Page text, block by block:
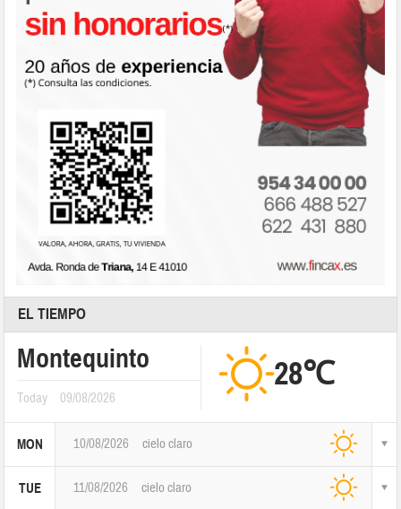
EL TIEMPO
Montequinto
Today 09/08/2026
28℃
MON 10/08/2026 cielo claro
TUE 11/08/2026 cielo claro